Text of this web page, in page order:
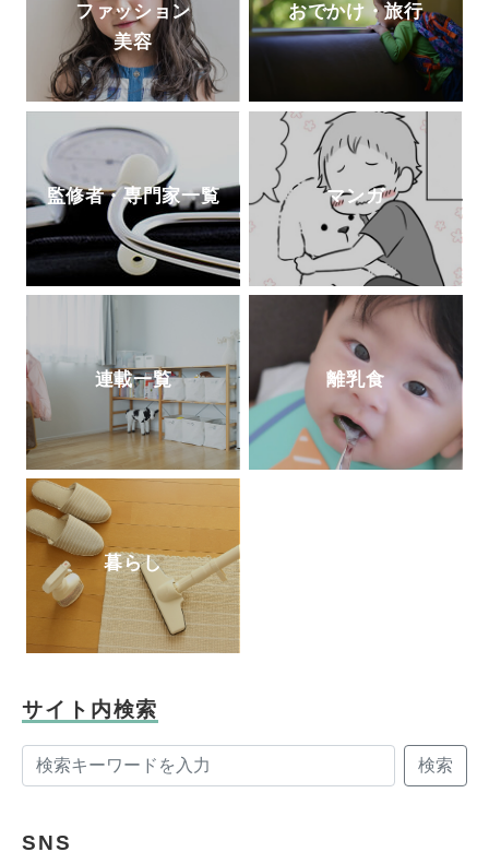
ファッション
美容
おでかけ・旅行
監修者・専門家一覧 マンガ
連載一覧 離乳食
暮らし
サイト内検索
検索
SNS